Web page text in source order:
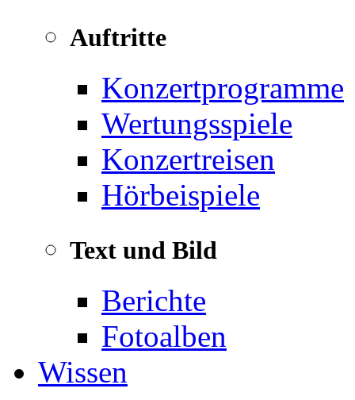
Auftritte
Konzertprogramme
Wertungsspiele
Konzertreisen
Hörbeispiele
Text und Bild
Berichte
Fotoalben
Wissen